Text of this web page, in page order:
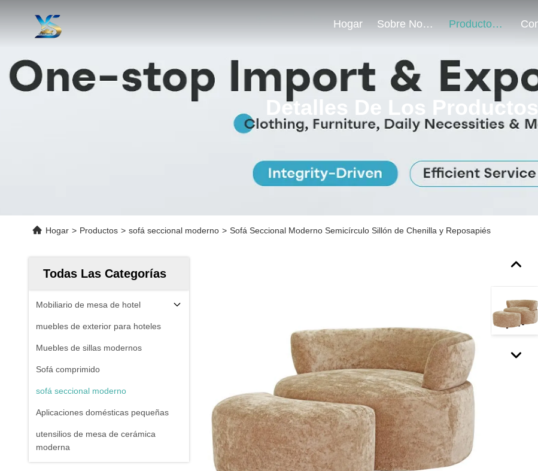
Hogar Sobre Nosotros Productos
Detalles De Los Productos
Hogar > Productos > sofá seccional moderno > Sofá Seccional Moderno Semicírculo Sillón de Chenilla y Reposapiés
Todas Las Categorías
Mobiliario de mesa de hotel
muebles de exterior para hoteles
Muebles de sillas modernos
Sofá comprimido
sofá seccional moderno
Aplicaciones domésticas pequeñas
utensilios de mesa de cerámica
moderna